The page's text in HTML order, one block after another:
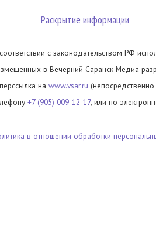
Раскрытие информации
с законодательством РФ
в Вечерний Саранск Медиа
на www.vsar.ru
+7 (905) 009-12-17, или по
в отношении обработки